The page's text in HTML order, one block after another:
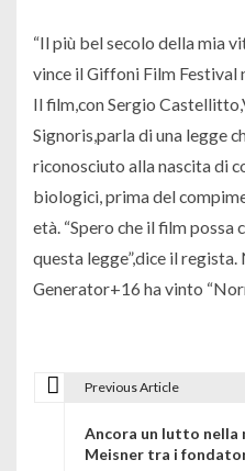
“Il più bel secolo della mia
vince il Giffoni Film Festival
Il film,con Sergio
Signoris,parla di una legge
riconosciuto alla nascita di
biologici, prima del
età. “Spero che il film
questa legge”,dice il
Generator+16 ha vinto
Previous Article
Ancora un lutto nella
Meisner tra i